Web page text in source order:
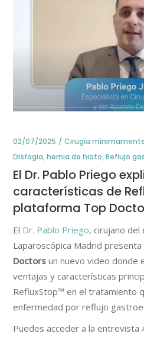
02/07/2025
Cirugía
Disfagia,hernia de hiato,Reflujo
El Dr. Pablo Priego
características de
plataforma Top
El Dr. Pablo Priego, cirujano del
Laparoscópica Madrid
Doctors un nuevo video donde
ventajas y características
RefluxStop™ en el tratamiento
enfermedad por reflujo
Puedes acceder a la entrevista